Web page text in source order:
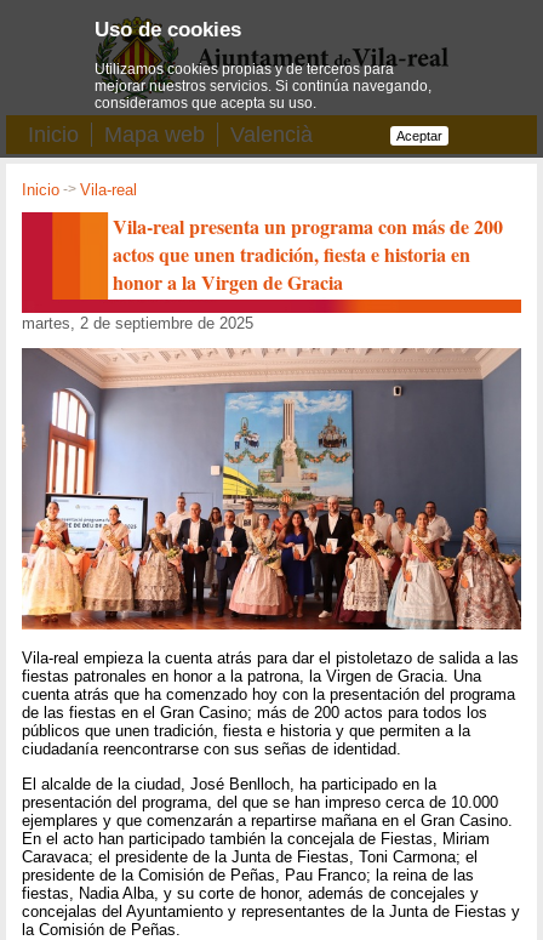
Inicio Mapa web Valencià
Inicio ->Vila-real
Vila-real presenta un programa con más de 200
actos que unen tradición, fiesta e historia en
honor a la Virgen de Gracia
martes, 2 de septiembre de 2025
Vila-real empieza la cuenta atrás para dar el pistoletazo de salida a las
fiestas patronales en honor a la patrona, la Virgen de Gracia. Una
cuenta atrás que ha comenzado hoy con la presentación del programa
de las fiestas en el Gran Casino; más de 200 actos para todos los
públicos que unen tradición, fiesta e historia y que permiten a la
ciudadanía reencontrarse con sus señas de identidad.
El alcalde de la ciudad, José Benlloch, ha participado en la
presentación del programa, del que se han impreso cerca de 10.000
ejemplares y que comenzarán a repartirse mañana en el Gran Casino.
En el acto han participado también la concejala de Fiestas, Miriam
Caravaca; el presidente de la Junta de Fiestas, Toni Carmona; el
presidente de la Comisión de Peñas, Pau Franco; la reina de las
fiestas, Nadia Alba, y su corte de honor, además de concejales y
concejalas del Ayuntamiento y representantes de la Junta de Fiestas y
la Comisión de Peñas.
Uso de cookies
Utilizamos cookies propias y de terceros para
mejorar nuestros servicios. Si continúa navegando,
consideramos que acepta su uso.
Aceptar